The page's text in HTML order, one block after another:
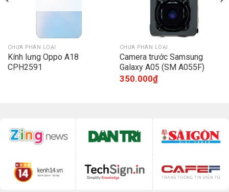
CHƯA PHÂN LOẠI
Kính lưng Oppo A18
CPH2591
CHƯA PHÂN LOẠI
Camera trước Samsung
Galaxy A05 (SM A055F)
350.000₫